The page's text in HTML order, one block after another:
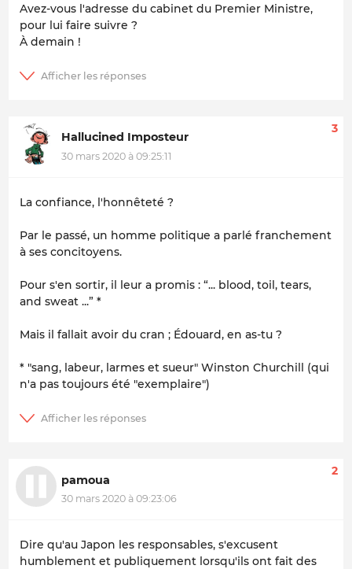
Avez-vous l'adresse du cabinet du Premier Ministre,
pour lui faire suivre ?
À demain !
Hallucined Imposteur
30 mars 2020 à 09:25:11
3
La confiance, l'honnêteté ?
Par le passé, un homme politique a parlé franchement
à ses concitoyens.
Pour s'en sortir, il leur a promis : “... blood, toil, tears,
and sweat ...” *
Mais il fallait avoir du cran ; Édouard, en as-tu ?
* "sang, labeur, larmes et sueur" Winston Churchill (qui
n'a pas toujours été "exemplaire")
pamoua
30 mars 2020 à 09:23:06
2
Dire qu'au Japon les responsables, s'excusent
humblement et publiquement lorsqu'ils ont fait des